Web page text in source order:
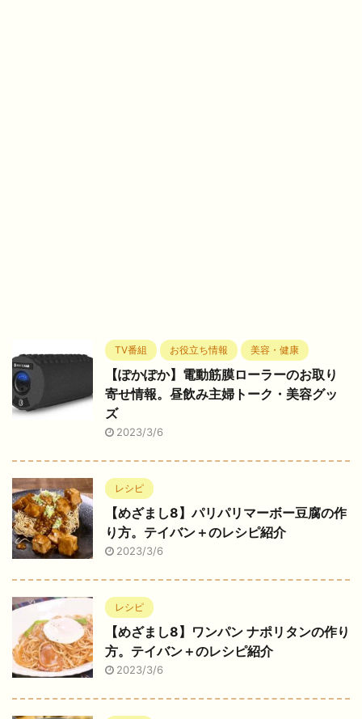
TV番組 お役立ち情報 美容・健康
【ぽかぽか】電動筋膜ローラーのお取り
寄せ情報。昼飲み主婦トーク・美容グッ
ズ
2023/3/6
レシピ
【めざまし8】パリパリマーボー豆腐の作
り方。テイバン＋のレシピ紹介
2023/3/6
レシピ
【めざまし8】ワンパン ナポリタンの作り
方。テイバン＋のレシピ紹介
2023/3/6